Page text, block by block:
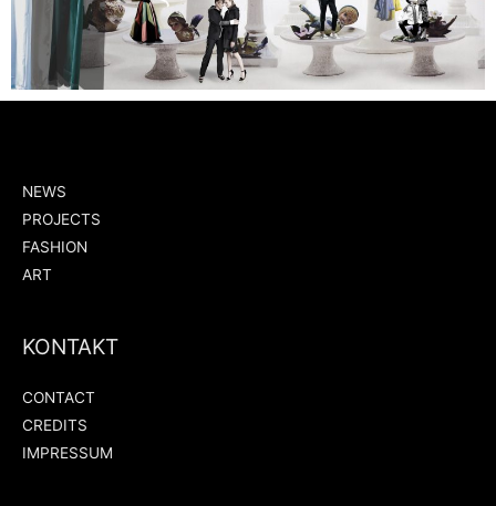
NEWS
PROJECTS
FASHION
ART
KONTAKT
CONTACT
CREDITS
IMPRESSUM